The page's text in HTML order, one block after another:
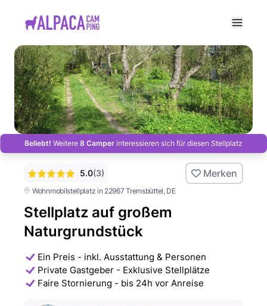
Beliebt! Weitere 8 Camper interessieren sich für diesen Stellplatz
Wohnmobilstellplatz in 22967 Tremsbüttel, DE
Stellplatz auf großem
Naturgrundstück
5.0(3) Merken
Ein Preis - inkl. Ausstattung & Personen
Private Gastgeber - Exklusive Stellplätze
Faire Stornierung - bis 24h vor Anreise